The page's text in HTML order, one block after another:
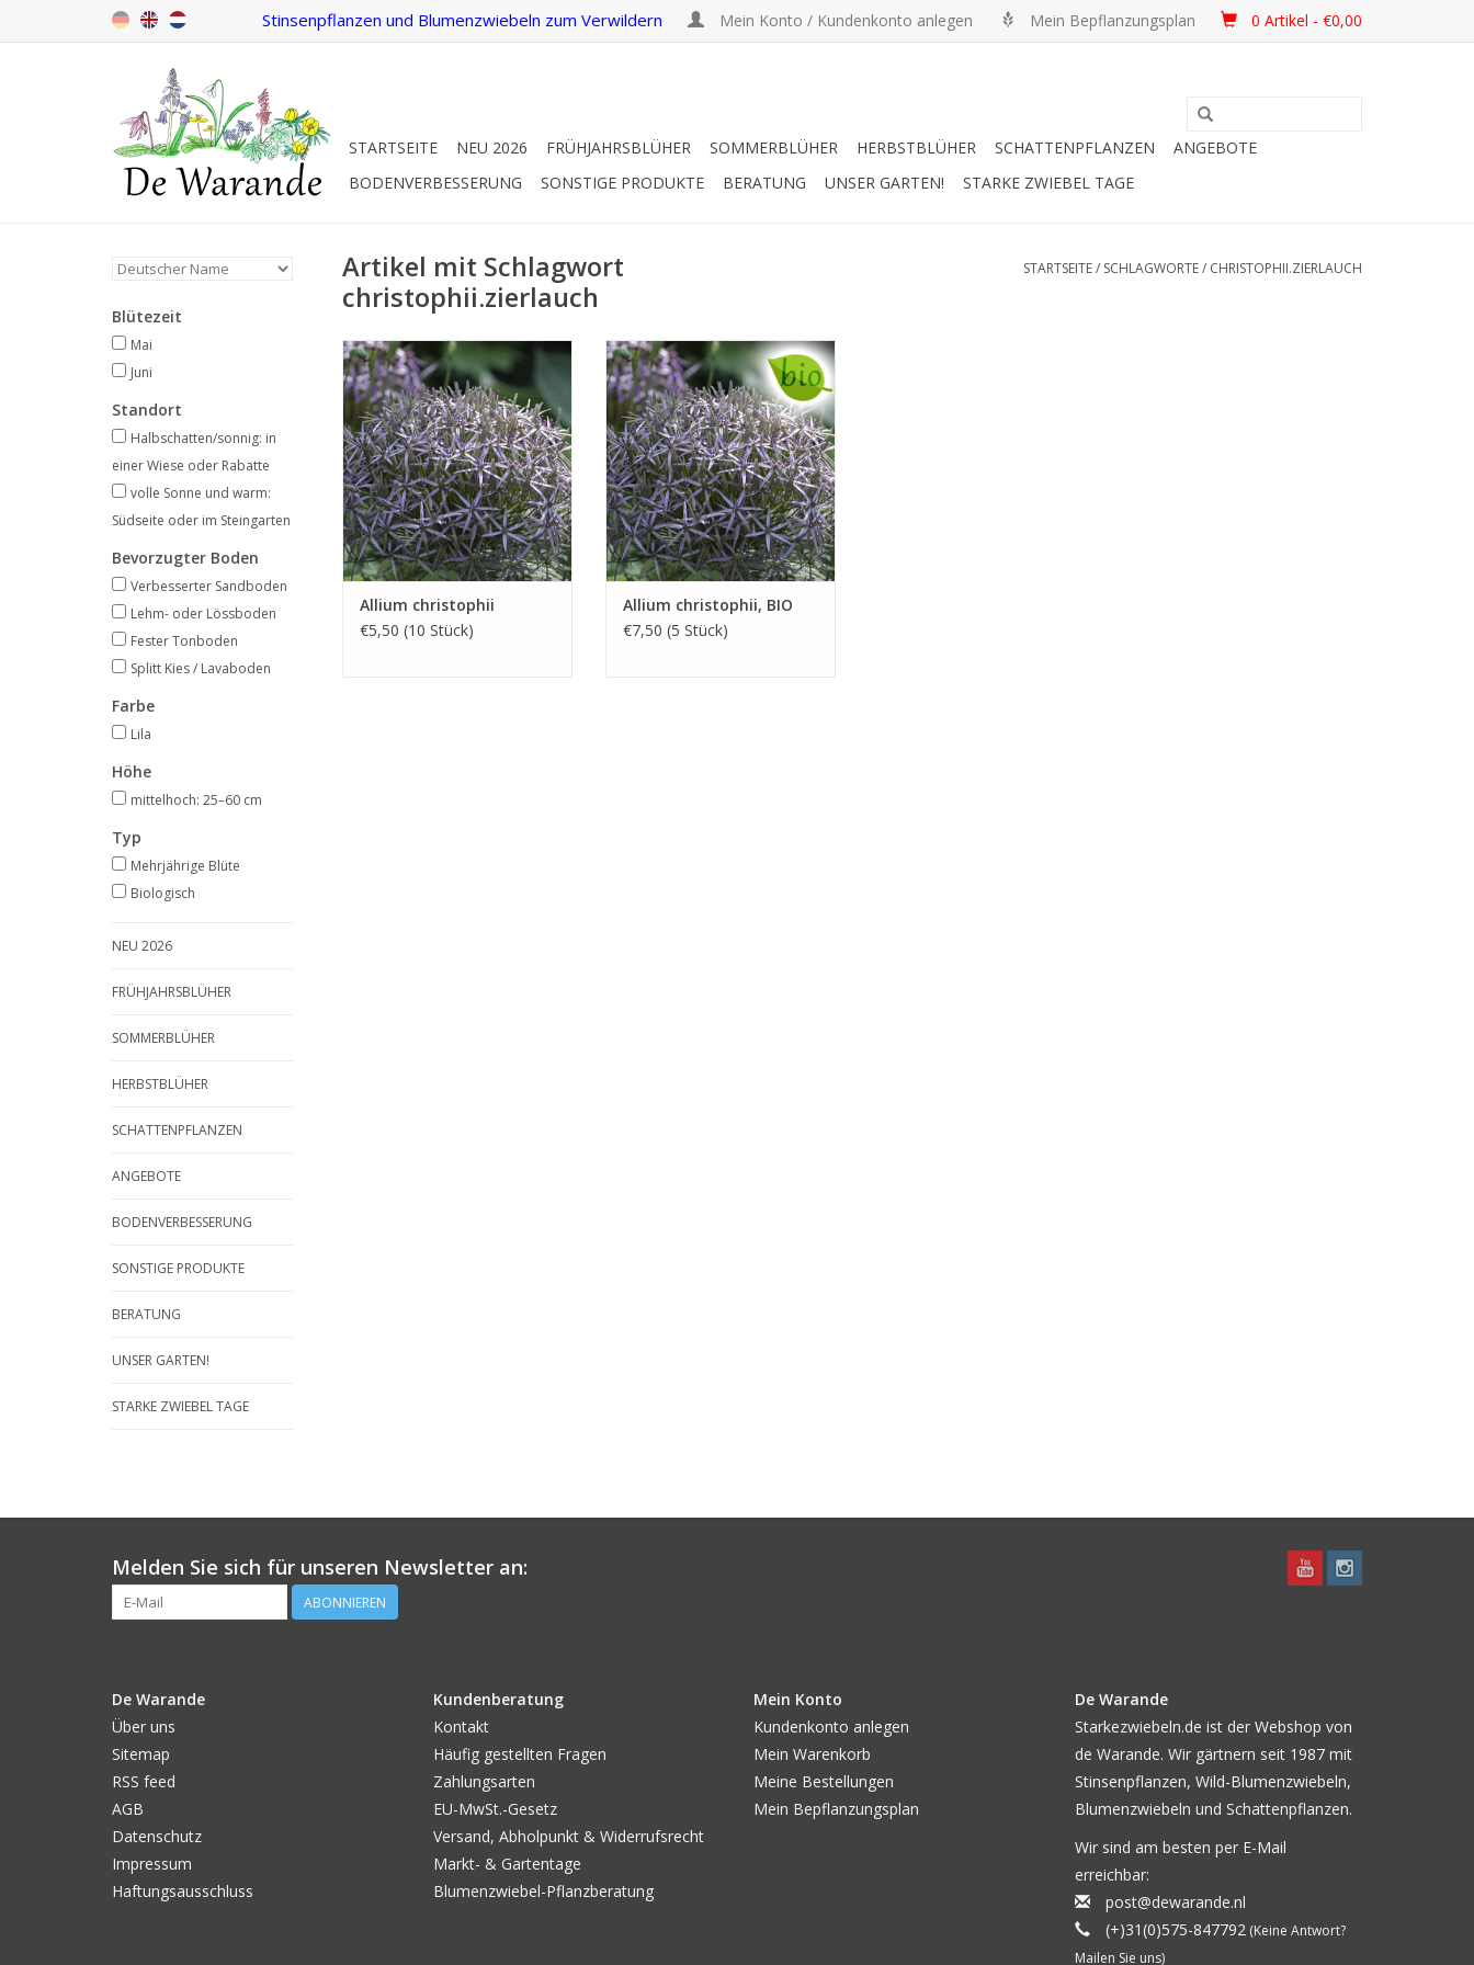
Stinsenpflanzen und Blumenzwiebeln zum Verwildern Mein Konto / Kundenkonto anlegen Mein Bepflanzungsplan 0 Artikel - €0,00
STARTSEITE NEU 2026 FRÜHJAHRSBLÜHER SOMMERBLÜHER HERBSTBLÜHER SCHATTENPFLANZEN
ANGEBOTE
BODENVERBESSERUNG
SONSTIGE PRODUKTE BERATUNG UNSER GARTEN! STARKE ZWIEBEL TAGE
Blütezeit
Mai
Juni
Standort
Halbschatten/sonnig: in
einer Wiese oder Rabatte
volle Sonne und warm:
Südseite oder im Steingarten
Bevorzugter Boden
Verbesserter Sandboden
Lehm- oder Lössboden
Fester Tonboden
Splitt Kies / Lavaboden
Farbe
Lila
Höhe
mittelhoch: 25–60 cm
Typ
Mehrjährige Blüte
Biologisch
NEU 2026
FRÜHJAHRSBLÜHER
SOMMERBLÜHER
HERBSTBLÜHER
SCHATTENPFLANZEN
ANGEBOTE
BODENVERBESSERUNG
SONSTIGE PRODUKTE
BERATUNG
UNSER GARTEN!
STARKE ZWIEBEL TAGE
Artikel mit Schlagwort
christophii.zierlauch
STARTSEITE/ SCHLAGWORTE/ CHRISTOPHII.ZIERLAUCH
Sternkugel-Lauch
Mai/Juni, lila, 40/50 cm
Gemütlich altmodisch!
INFO UND KAUFEN
Allium christophii
€5,50 (10 Stück)
Sternkugel-Lauch
Juni/Juli, lila, 40/50 cm.
Gemütlich altmodisch!
INFO UND KAUFEN
Allium christophii, BIO
€7,50 (5 Stück)
Melden Sie sich für unseren Newsletter an:
ABONNIEREN
De Warande
Über uns
Sitemap
RSS feed
AGB
Datenschutz
Impressum
Haftungsausschluss
Kundenberatung
Kontakt
Häufig gestellten Fragen
Zahlungsarten
EU-MwSt.-Gesetz
Versand, Abholpunkt & Widerrufsrecht
Markt- & Gartentage
Blumenzwiebel-Pflanzberatung
Mein Konto
Kundenkonto anlegen
Mein Warenkorb
Meine Bestellungen
Mein Bepflanzungsplan
De Warande
Starkezwiebeln.de ist der Webshop von
de Warande. Wir gärtnern seit 1987 mit
Stinsenpflanzen, Wild-Blumenzwiebeln,
Blumenzwiebeln und Schattenpflanzen.
Wir sind am besten per E-Mail
erreichbar:
post@dewarande.nl
(+)31(0)575-847792(Keine Antwort?
Mailen Sie uns)